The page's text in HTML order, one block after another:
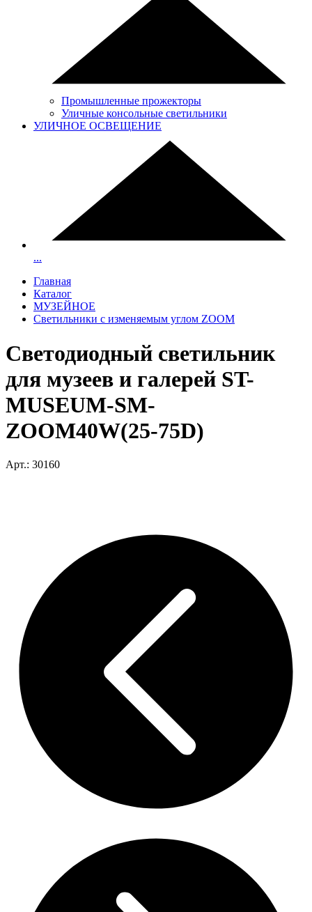
Промышленные прожекторы
Уличные консольные светильники
УЛИЧНОЕ ОСВЕЩЕНИЕ
...
Главная
Каталог
МУЗЕЙНОЕ
Светильники с изменяемым углом ZOOM
Светодиодный светильник
для музеев и галерей ST-
MUSEUM-SM-
ZOOM40W(25-75D)
Арт.: 30160